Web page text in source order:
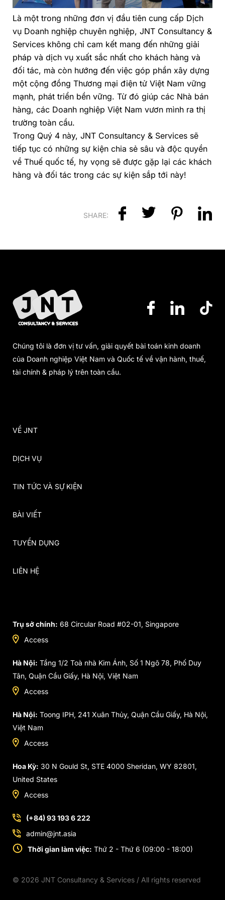
Là một trong những đơn vị đầu tiên cung cấp Dịch
vụ Doanh nghiệp chuyên nghiệp, JNT Consultancy &
Services không chỉ cam kết mang đến những giải
pháp và dịch vụ xuất sắc nhất cho khách hàng và
đối tác, mà còn hướng đến việc góp phần xây dựng
một cộng đồng Thương mại điện tử Việt Nam vững
mạnh, phát triển bền vững. Từ đó giúp các Nhà bán
hàng, các Doanh nghiệp Việt Nam vươn mình ra thị
trường toàn cầu.
Trong Quý 4 này, JNT Consultancy & Services sẽ
tiếp tục có những sự kiện chia sẻ sâu và độc quyền
về Thuế quốc tế, hy vọng sẽ được gặp lại các khách
hàng và đối tác trong các sự kiện sắp tới này!
SHARE:
Chúng tôi là đơn vị tư vấn, giải quyết bài toán kinh doanh
của Doanh nghiệp Việt Nam và Quốc tế về vận hành, thuế,
tài chính & pháp lý trên toàn cầu.
VỀ JNT
DỊCH VỤ
TIN TỨC VÀ SỰ KIỆN
BÀI VIẾT
TUYỂN DỤNG
LIÊN HỆ
Trụ sở chính: 68 Circular Road #02-01, Singapore
Access
Hà Nội: Tầng 1/2 Toà nhà Kim Ánh, Số 1 Ngõ 78, Phố Duy
Tân, Quận Cầu Giấy, Hà Nội, Việt Nam
Access
Hà Nội: Toong IPH, 241 Xuân Thủy, Quận Cầu Giấy, Hà Nội,
Việt Nam
Access
Hoa Kỳ: 30 N Gould St, STE 4000 Sheridan, WY 82801,
United States
Access
(+84) 93 193 6 222
admin@jnt.asia
Thời gian làm việc: Thứ 2 - Thứ 6 (09:00 - 18:00)
© 2026 JNT Consultancy & Services / All rights reserved